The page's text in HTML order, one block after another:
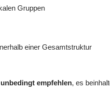
Gruppen
einer Gesamtstruktur
empfehlen, es